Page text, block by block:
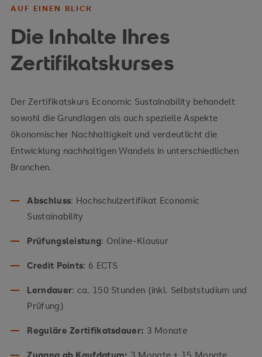
AUF EINEN BLICK
Die Inhalte Ihres
Zertifikatskurses
Der Zertifikatskurs Economic Sustainability behandelt
sowohl die Grundlagen als auch spezielle Aspekte
ökonomischer Nachhaltigkeit und verdeutlicht die
Entwicklung nachhaltigen Wandels in unterschiedlichen
Branchen.
Abschluss: Hochschulzertifikat Economic
Sustainability
Prüfungsleistung: Online-Klausur
Credit Points: 6 ECTS
Lerndauer: ca. 150 Stunden (inkl. Selbststudium und
Prüfung)
Reguläre Zertifikatsdauer: 3 Monate
Zugang ab Kaufdatum: 3 Monate + 15 Monate